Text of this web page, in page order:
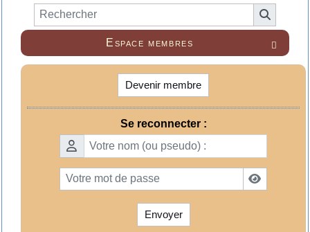

Espace membres
Devenir membre
Se reconnecter :
Envoyer